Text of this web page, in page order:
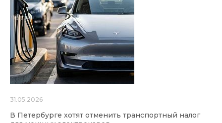
31.05.2026
В Петербурге хотят отменить транспортный налог